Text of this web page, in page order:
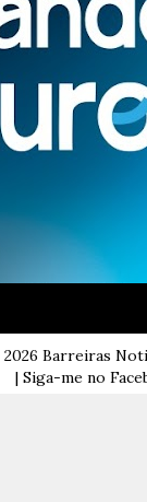
2026 Barreiras
| Siga-me no